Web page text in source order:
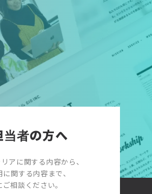
者の方へ
アに関する内容から、
関する内容まで、
相談ください。